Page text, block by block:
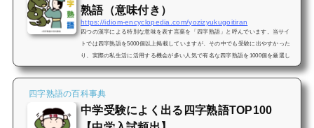
熟語（意味付き）
https://idiom-encyclopedia.com/yozizyukugoitiran
四つの漢字による特別な意味を表す言葉を「四字熟語」と呼んでいます。当サイ
トでは四字熟語を5000個以上掲載していますが、その中でも受験に出やすかった
り、実際の私生活に活用する機会が多い人気で有名な四字熟語を1000個を厳選し
て載せてます。初めて勉強する人は、【四字熟語100選】有名な四字熟語と意味解
説付きをご覧ください。当サイトより2022年中に最も人気があった四字熟語は、
【2023年版】四字熟語人気ランキングTOP30をご覧ください。四字熟語を五十音
順に調べたい人は「四字熟語の五十音一覧（あいうえお順）」をご覧下...
四字熟語の百科事典
中学受験によく出る四字熟語TOP100